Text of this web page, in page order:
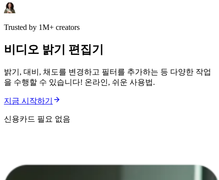
Trusted by 1M+ creators
비디오 밝기 편집기
밝기, 대비, 채도를 변경하고 필터를 추가하는 등 다양한 작업
을 수행할 수 있습니다! 온라인, 쉬운 사용법.
지금 시작하기
신용카드 필요 없음